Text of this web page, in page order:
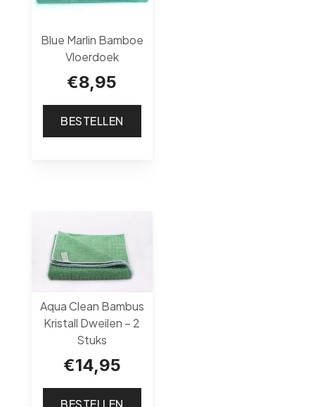
Blue Marlin Bamboe
Vloerdoek
€8,95
BESTELLEN
Aqua Clean Bambus
Kristall Dweilen – 2
Stuks
€14,95
BESTELLEN